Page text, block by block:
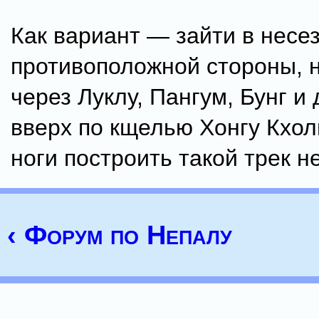
Как вариант — зайти в
противоположной стороны,
через Луклу, Пангум, Бунг
вверх по кщелью Хонгу
ноги построить такой трек
‹ Форум по Непалу